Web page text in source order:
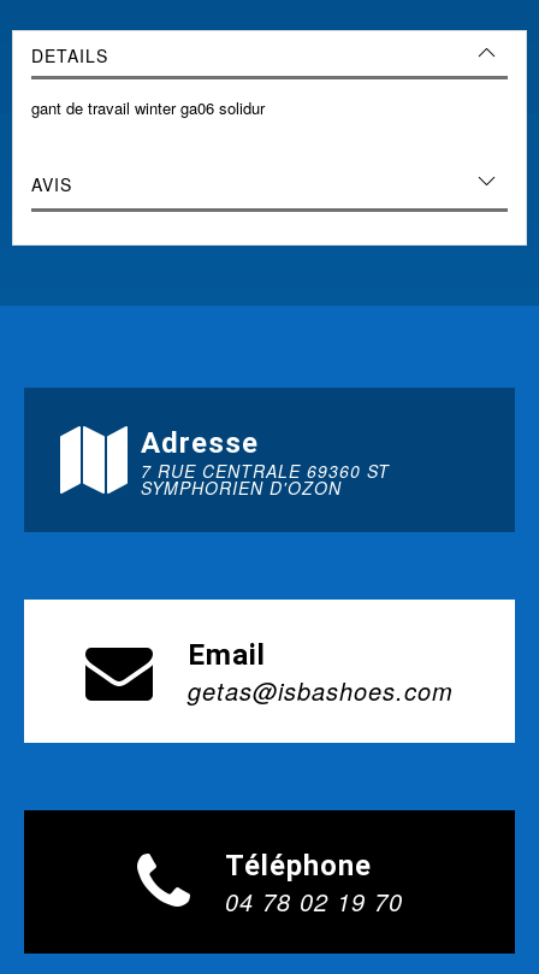
DETAILS
gant de travail winter ga06 solidur
AVIS
Adresse
7 RUE CENTRALE 69360 ST
SYMPHORIEN D'OZON
Email
getas@isbashoes.com
Téléphone
04 78 02 19 70